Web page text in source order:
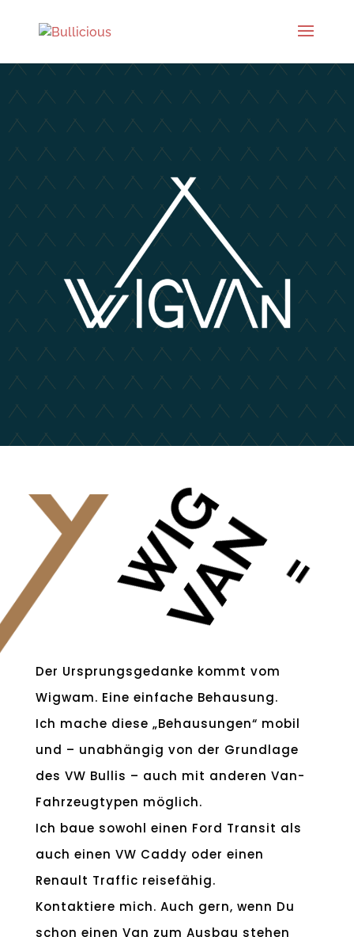
WIG
VAN=
Der Ursprungsgedanke kommt vom
Wigwam. Eine einfache Behausung.
Ich mache diese „Behausungen“ mobil
und – unabhängig von der Grundlage
des VW Bullis – auch mit anderen Van-
Fahrzeugtypen möglich.
Ich baue sowohl einen Ford Transit als
auch einen VW Caddy oder einen
Renault Traffic reisefähig.
Kontaktiere mich. Auch gern, wenn Du
schon einen Van zum Ausbau stehen